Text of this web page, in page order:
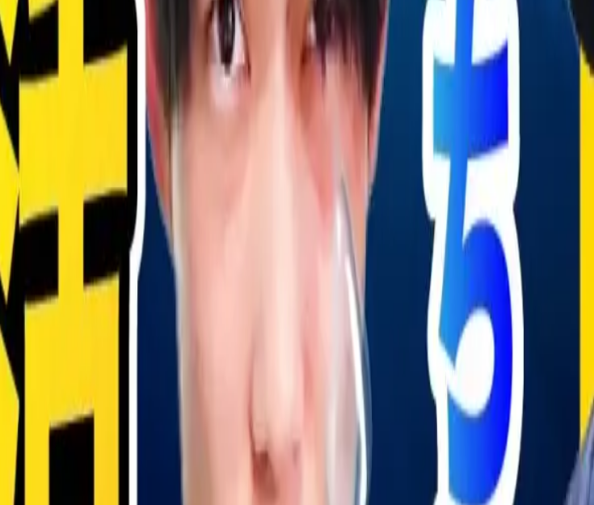
んが、学生2名の軸を実際にチェックしながら、“落ちる軸の共通点”と“浮かる軸の作り方”を実務